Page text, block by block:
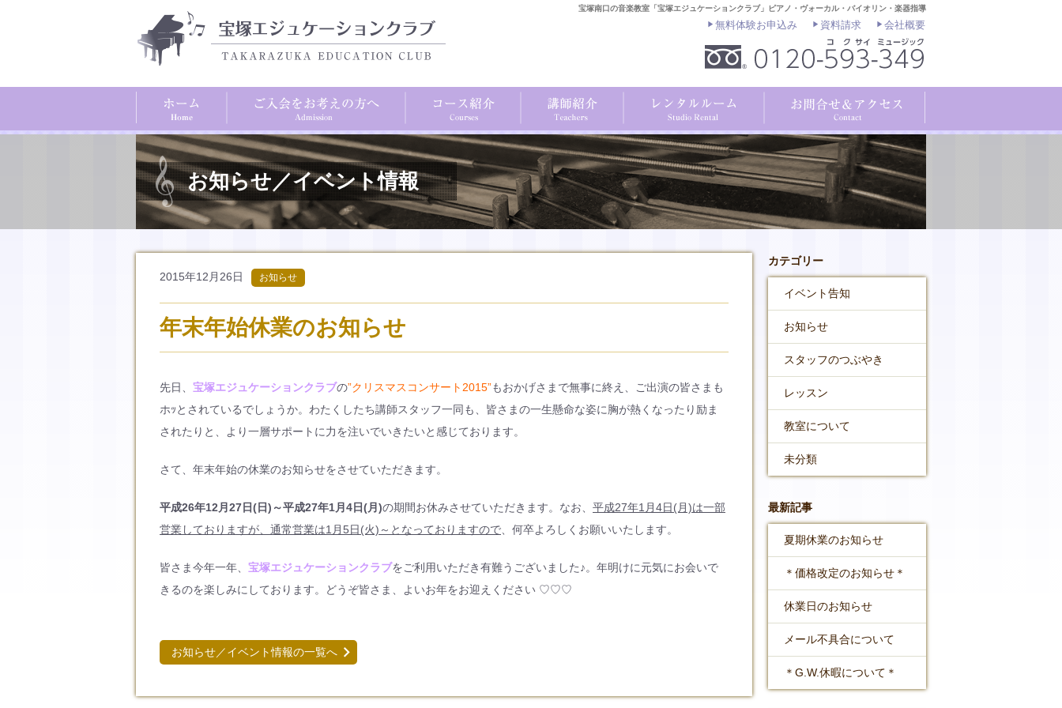
宝塚南口の音楽教室「宝塚エジュケーションクラブ」ピアノ・ヴォーカル・バイオリン・楽器指導
無料体験お申込み 資料請求 会社概要
お知らせ／イベント情報
カテゴリー
イベント告知
お知らせ
スタッフのつぶやき
レッスン
教室について
未分類
最新記事
夏期休業のお知らせ
＊価格改定のお知らせ＊
休業日のお知らせ
メール不具合について
＊G.W.休暇について＊
2015年12月26日 お知らせ
年末年始休業のお知らせ
先日、 宝塚エジュケーションクラブの”クリスマスコンサート2015”もおかげさまで無事に終え、ご出演の皆さまも
ホｯとされているでしょうか。わたくしたち講師スタッフ一同も、皆さまの一生懸命な姿に胸が熱くなったり励ま
されたりと、より一層サポートに力を注いでいきたいと感じております。
さて、年末年始の休業のお知らせをさせていただきます。
平成26年12月27日(日)～平成27年1月4日(月)の期間お休みさせていただきます。なお、 平成27年1月4日(月)は一部
営業しておりますが、通常営業は1月5日(火)～となっておりますので 、何卒よろしくお願いいたします。
皆さま今年一年、 宝塚エジュケーションクラブをご利用いただき有難うございました♪。年明けに元気にお会いで
きるのを楽しみにしております。どうぞ皆さま、よいお年をお迎えください ♡♡♡
お知らせ／イベント情報の一覧へ